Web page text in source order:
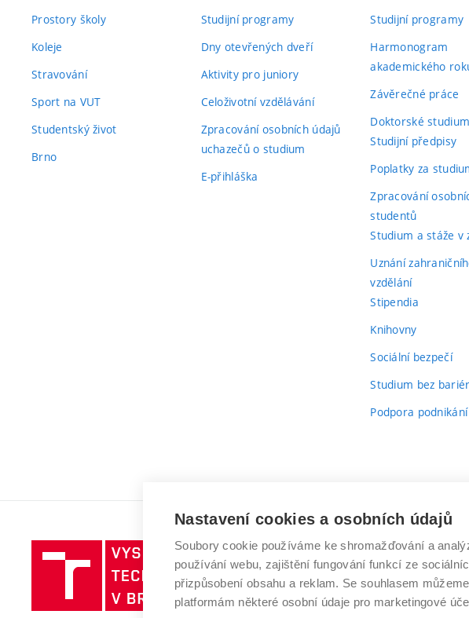
Prostory školy
Koleje
Stravování
Sport na VUT
Studentský život
Brno
Studijní programy
Dny otevřených dveří
Aktivity pro juniory
Celoživotní vzdělávání
Zpracování osobních údajů
uchazečů o studium
E-přihláška
Studijní programy
Harmonogram
akademického
Závěrečné práce
Doktorské studium
Studijní předpisy
Poplatky za
Zpracování
studentů
Studium a stáže v
Uznání
vzdělání
Stipendia
Knihovny(externí
Sociální bezpečí
Studium bez bariér
Podpora podnikání
Vysoké
učení
technické
v
VYSOKÉ UČENÍ
Antonínská 548/1
602 00 Brno
Nastavení cookies a osobních údajů
Soubory cookie používáme ke shromažďování a
používání webu, zajištění fungování funkcí ze
přizpůsobení obsahu a reklam. Se souhlasem
platformám některé osobní údaje pro marketingové